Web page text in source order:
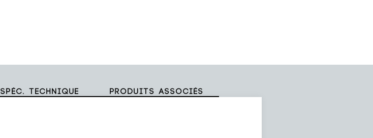
Spéc. technique Produits associés